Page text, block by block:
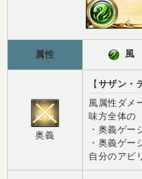
属性 風
奥義
【 サザン・
風属性ダメ
味方全体の
・奥義ゲー
・奥義ゲー
自分のアビ